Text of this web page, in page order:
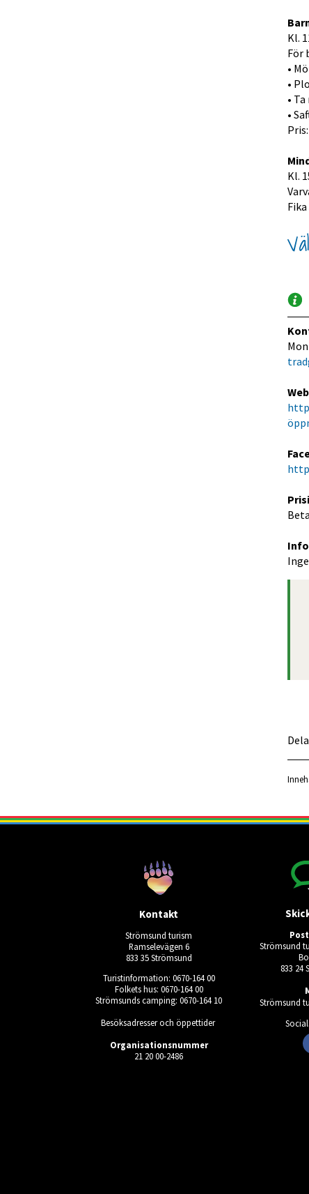
Kl.
För
•
•
•
•
Kl.
Fika
Kontakt
Strömsund turism
Ramselevägen 6
833 35 Strömsund
Turistinformation: 0670-164 00
Folkets hus: 0670-164 00
Strömsunds camping: 0670-164 10
Besöksadresser och öppettider
Organisationsnummer
21 20 00-2486
Strömsund
833 24
Strömsund